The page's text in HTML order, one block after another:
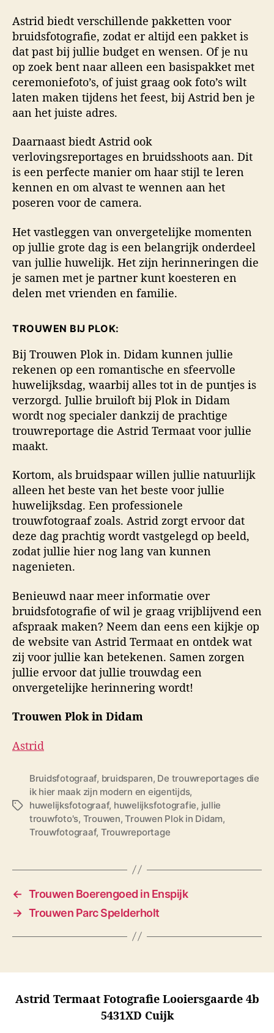
Astrid biedt verschillende pakketten voor
bruidsfotografie, zodat er altijd een pakket is
dat past bij jullie budget en wensen. Of je nu
op zoek bent naar alleen een basispakket met
ceremoniefoto’s, of juist graag ook foto’s wilt
laten maken tijdens het feest, bij Astrid ben je
aan het juiste adres.
Daarnaast biedt Astrid ook
verlovingsreportages en bruidsshoots aan. Dit
is een perfecte manier om haar stijl te leren
kennen en om alvast te wennen aan het
poseren voor de camera.
Het vastleggen van onvergetelijke momenten
op jullie grote dag is een belangrijk onderdeel
van jullie huwelijk. Het zijn herinneringen die
je samen met je partner kunt koesteren en
delen met vrienden en familie.
TROUWEN BIJ PLOK:
Bij Trouwen Plok in. Didam kunnen jullie
rekenen op een romantische en sfeervolle
huwelijksdag, waarbij alles tot in de puntjes is
verzorgd. Jullie bruiloft bij Plok in Didam
wordt nog specialer dankzij de prachtige
trouwreportage die Astrid Termaat voor jullie
maakt.
Kortom, als bruidspaar willen jullie natuurlijk
alleen het beste van het beste voor jullie
huwelijksdag. Een professionele
trouwfotograaf zoals. Astrid zorgt ervoor dat
deze dag prachtig wordt vastgelegd op beeld,
zodat jullie hier nog lang van kunnen
nagenieten.
Benieuwd naar meer informatie over
bruidsfotografie of wil je graag vrijblijvend een
afspraak maken? Neem dan eens een kijkje op
de website van Astrid Termaat en ontdek wat
zij voor jullie kan betekenen. Samen zorgen
jullie ervoor dat jullie trouwdag een
onvergetelijke herinnering wordt!
Trouwen Plok in Didam
Astrid
T
Bruidsfotograaf, bruidsparen, De trouwreportages die
ik hier maak zijn modern en eigentijds,
huwelijksfotograaf, huwelijksfotografie, jullie
trouwfoto's, Trouwen,Trouwen Plok in Didam,
Trouwfotograaf, Trouwreportage
← Trouwen Boerengoed in Enspijk
→ Trouwen Parc Spelderholt
Astrid Termaat Fotografie Looiersgaarde 4b
5431XD Cuijk